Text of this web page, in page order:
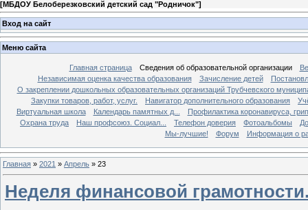
[МБДОУ Белоберезковский детский сад "Родничок"]
Вход на сайт
Меню сайта
Главная страница Сведения об образовательной организации
Независимая оценка качества образования
Зачисление детей
О закреплении дошкольных образовательных организаций Трубчевского
Закупки товаров, работ, услуг.
Навигатор дополнительного образования
Виртуальная школа
Календарь памятных д...
Профилактика коронавируса,
Охрана труда
Наш профсоюз. Социал... Телефон доверия Фотоальбомы
Мы-лучшие!
Форум Информация о
Главная » 2021 » Апрель » 23
Неделя финансовой